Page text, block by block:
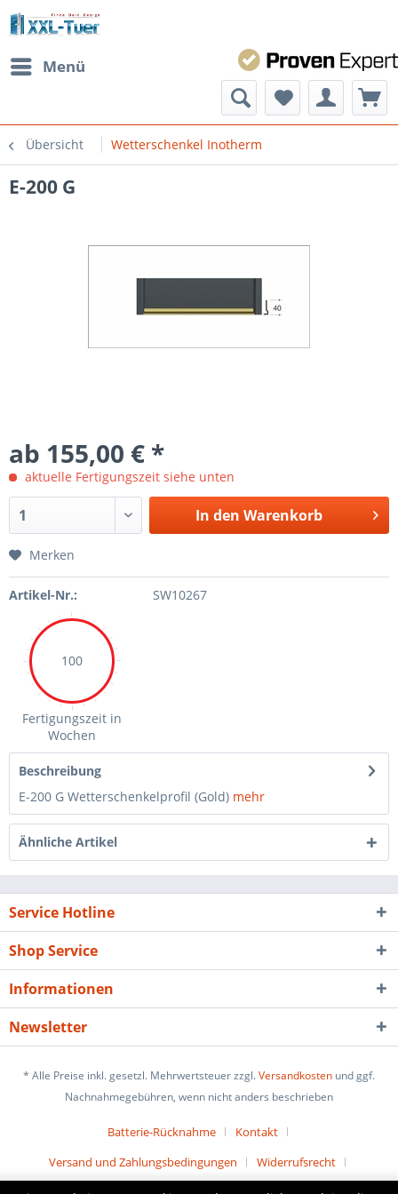
Menü
Übersicht Wetterschenkel Inotherm
E-200 G
ab 155,00 € *
aktuelle Fertigungszeit siehe unten
In den Warenkorb
Merken
Artikel-Nr.: SW10267
100
Fertigungszeit in
Wochen
Beschreibung
E-200 G Wetterschenkelprofil (Gold) mehr
Ähnliche Artikel
Service Hotline
Shop Service
Informationen
Newsletter
* Alle Preise inkl. gesetzl. Mehrwertsteuer zzgl.Versandkosten und ggf.
Nachnahmegebühren, wenn nicht anders beschrieben
Batterie-Rücknahme
Kontakt
Versand und Zahlungsbedingungen
Widerrufsrecht